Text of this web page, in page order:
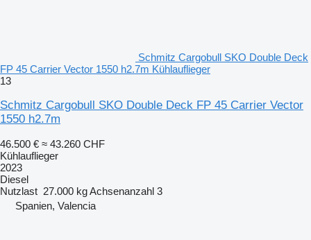
Schmitz Cargobull SKO Double Deck
FP 45 Carrier Vector 1550 h2.7m Kühlauflieger
13
Schmitz Cargobull SKO Double Deck FP 45 Carrier Vector
1550 h2.7m
46.500 € ≈ 43.260 CHF
Kühlauflieger
2023
Diesel
Nutzlast 27.000 kgAchsenanzahl 3
Spanien, Valencia